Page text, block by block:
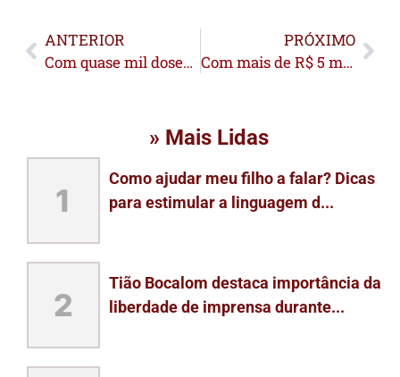
ANTERIOR
Com quase mil doses aplicadas, Dia D da Campanha de Multivacinação amplia cobertura vacinal da população de Rio Branco
PRÓXIMO
Com mais de R$ 5 milhões, Deracre e Prefeitura de Rio Branco garantem recuperação da Estrada do Quixadá
» Mais Lidas
1
Como ajudar meu filho a falar? Dicas
para estimular a linguagem d...
2
Tião Bocalom destaca importância da
liberdade de imprensa durante...